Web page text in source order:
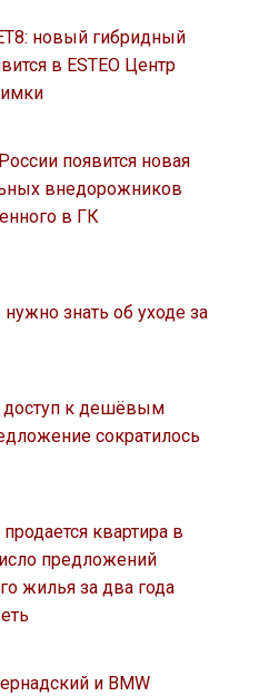
новый гибридный
в ESTEO Центр
появится новая
внедорожников
в ГК
знать об уходе за
доступ к дешёвым
сократилось
квартира в
предложений
жилья за два года
и BMW